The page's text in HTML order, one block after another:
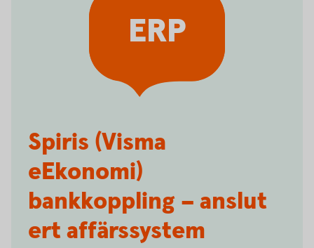
Spiris (Visma
eEkonomi)
bankkoppling – anslut
ert affärssystem
ERP